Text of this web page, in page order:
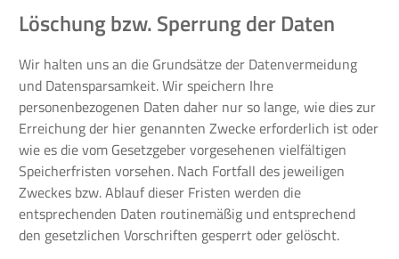
Löschung bzw. Sperrung der Daten
Wir halten uns an die Grundsätze der Datenvermeidung
und Datensparsamkeit. Wir speichern Ihre
personenbezogenen Daten daher nur so lange, wie dies zur
Erreichung der hier genannten Zwecke erforderlich ist oder
wie es die vom Gesetzgeber vorgesehenen vielfältigen
Speicherfristen vorsehen. Nach Fortfall des jeweiligen
Zweckes bzw. Ablauf dieser Fristen werden die
entsprechenden Daten routinemäßig und entsprechend
den gesetzlichen Vorschriften gesperrt oder gelöscht.